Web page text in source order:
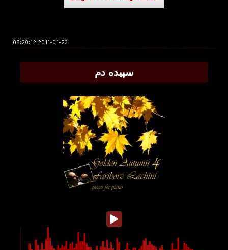
2011-01-23 08:20:12
سپیده دم